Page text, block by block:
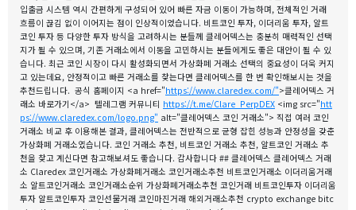
입출금 시스템 역시 간편하게 구성되어 있어 빠른 자금 이동이 가능하며, 전체적인 거래
흐름이 끊김 없이 이어지는 점이 인상적이었습니다. 비트코인 투자, 이더리움 투자, 알트
코인 투자 등 다양한 투자 방식을 고려하시는 분들께 클레어덱스는 충분히 매력적인 선택
지가 될 수 있으며, 기존 거래소에서 이동을 고민하시는 분들에게도 좋은 대안이 될 수 있
습니다. 최근 코인 시장이 다시 활성화되면서 가상화폐 거래소 선택의 중요성이 더욱 커지
고 있는데요, 안정적이고 빠른 거래소를 찾는다면 클레어덱스를 한 번 확인해보시는 것을
추천드립니다. 공식 홈페이지 <a href="https://www.claredex.com/">클레어덱스 거
래소 바로가기</a> 텔레그램 커뮤니티 https://t.me/Clare_PerpDEX <img src="htt
ps://www.claredex.com/logo.png" alt="클레어덱스 코인 거래소"> 직접 여러 코인
거래소 비교 후 이용해본 결과, 클레어덱스는 전반적으로 균형 잡힌 성능과 안정성을 갖춘
가상화폐 거래소였습니다. 코인 거래소 추천, 비트코인 거래소 추천, 알트코인 거래소 추
천을 찾고 계신다면 참고해보셔도 좋습니다. 감사합니다 ## 클레어덱스 클레어덱스 거래
소 Claredex 코인거래소 가상화폐거래소 코인거래소추천 비트코인거래소 이더리움거래
소 알트코인거래소 코인거래소순위 가상화폐거래소추천 코인거래 비트코인투자 이더리움
투자 알트코인투자 코인선물거래 코인마진거래 해외거래소추천 crypto exchange bitc